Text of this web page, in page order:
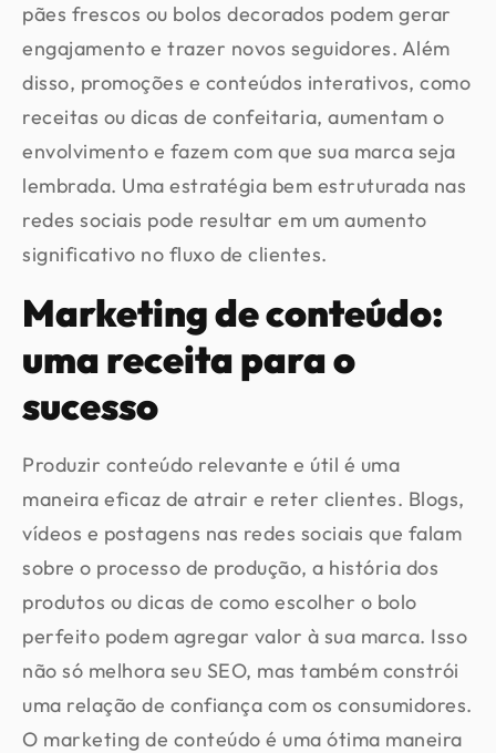
pães frescos ou bolos decorados podem gerar
engajamento e trazer novos seguidores. Além
disso, promoções e conteúdos interativos, como
receitas ou dicas de confeitaria, aumentam o
envolvimento e fazem com que sua marca seja
lembrada. Uma estratégia bem estruturada nas
redes sociais pode resultar em um aumento
significativo no fluxo de clientes.
Marketing de conteúdo:
uma receita para o
sucesso
Produzir conteúdo relevante e útil é uma
maneira eficaz de atrair e reter clientes. Blogs,
vídeos e postagens nas redes sociais que falam
sobre o processo de produção, a história dos
produtos ou dicas de como escolher o bolo
perfeito podem agregar valor à sua marca. Isso
não só melhora seu SEO, mas também constrói
uma relação de confiança com os consumidores.
O marketing de conteúdo é uma ótima maneira